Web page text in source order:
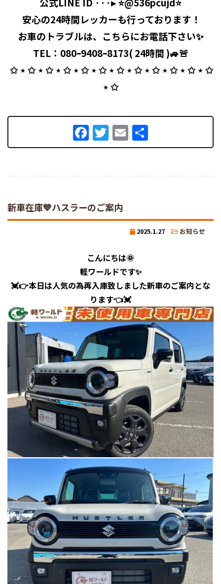
⁡ 安心の24時間レッカーも行っております！
お車のトラブルは、こちらにお電話下さい✨
TEL：080ｰ9408ｰ8173( 24時間 )🚙🚨
⁡ ✩ ⋆ ✩ ⋆ ✩ ⋆ ✩ ⋆ ✩ ⋆ ✩ ⋆ ✩ ⋆ ✩ ⋆ ✩ ⋆ ✩ ⋆ ✩ ⋆ ✩
⋆ ✩
Facebook
Twitter
Email
有
新車在庫💙ハスラーのご案内
2025.1.27 お知らせ
こんにちは🌞
軽ワールドです✨
💓👉本日は人気の為再入庫致しました新車のご案内とな
ります👈💓